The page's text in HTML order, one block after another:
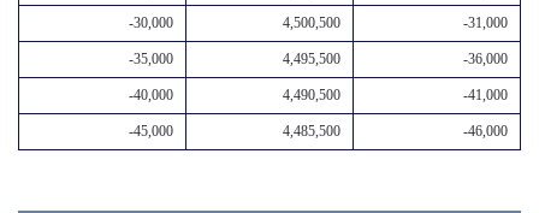
-30,000 4,500,500 -31,000
-35,000 4,495,500 -36,000
-40,000 4,490,500 -41,000
-45,000 4,485,500 -46,000